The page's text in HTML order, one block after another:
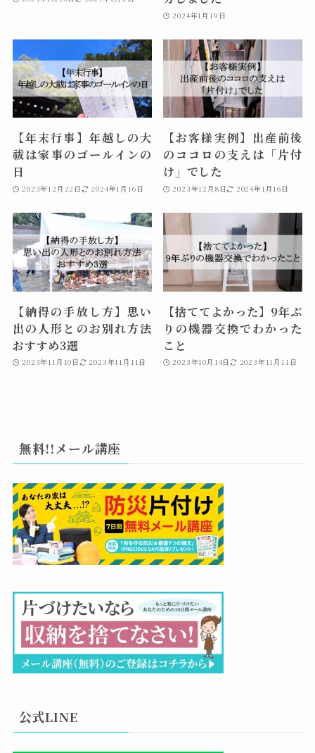
2024年1月19日
【年末行事】年越しの大
祓は家事のゴールインの
日
2023年12月22日 2024年1月16日
【お客様実例】出産前後
のココロの支えは「片付
け」でした
2023年12月8日 2024年1月16日
【納得の手放し方】思い
出の人形とのお別れ方法
おすすめ3選
2023年11月10日 2023年11月11日
【捨ててよかった】9年ぶ
りの機器交換でわかった
こと
2023年10月14日 2023年11月11日
無料!!メール講座
公式LINE